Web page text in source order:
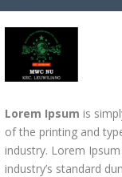
Lorem Ipsum is
of the printing and
industry. Lorem
industry’s standard